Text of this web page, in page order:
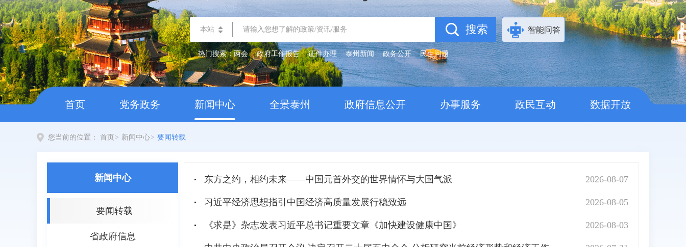
本站 智能问答
热门搜索：两会 政府工作报告 证件办理 泰州新闻 政务公开 民生问题
首页 党务政务 新闻中心 全景泰州 政府信息公开 办事服务 政民互动 数据开放
您当前的位置： 首页 > 新闻中心> 要闻转载
新闻中心
要闻转载
省政府信息
东方之约，相约未来——中国元首外交的世界情怀与大国气派 2026-08-07
习近平经济思想指引中国经济高质量发展行稳致远 2026-08-05
《求是》杂志发表习近平总书记重要文章《加快建设健康中国》 2026-08-03